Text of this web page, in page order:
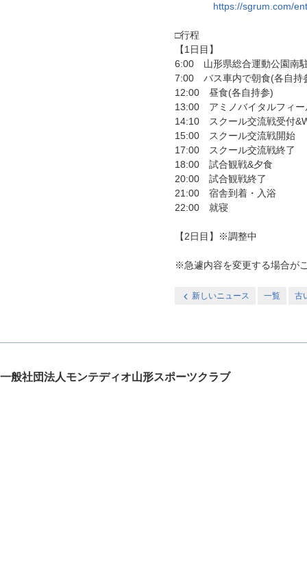
https://sgrum.com/
□行程
【1日目】
6:00 山形県総合運動公園南
7:00 バス車内で朝食(各自持
12:00 昼食(各自持参)
13:00 アミノバイタルフィー
14:10 スクール交流戦受付
15:00 スクール交流戦開始
17:00 スクール交流戦終了
18:00 試合観戦&夕食
20:00 試合観戦終了
21:00 宿舎到着・入浴
22:00 就寝
【2日目】※調整中
※急遽内容を変更する場合が
新しいニュース 一覧 古
一般社団法人モンテディオ山形スポーツクラブ